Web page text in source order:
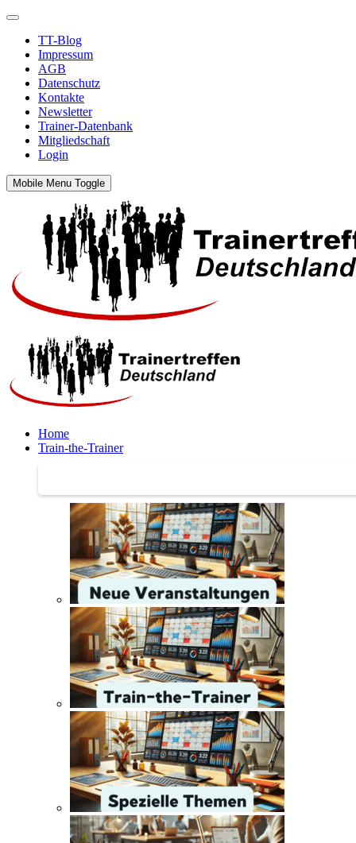
TT-Blog
Impressum
AGB
Datenschutz
Kontakte
Newsletter
Trainer-Datenbank
Mitgliedschaft
Login
Mobile Menu Toggle
Home
Train-the-Trainer